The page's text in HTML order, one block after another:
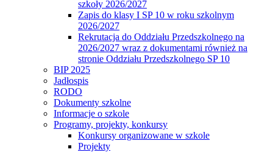
szkoły 2026/2027
Zapis do klasy I SP 10 w roku szkolnym
2026/2027
Rekrutacja do Oddziału Przedszkolnego na
2026/2027 wraz z dokumentami również na
stronie Oddziału Przedszkolnego SP 10
BIP 2025
Jadłospis
RODO
Dokumenty szkolne
Informacje o szkole
Programy, projekty, konkursy
Konkursy organizowane w szkole
Projekty